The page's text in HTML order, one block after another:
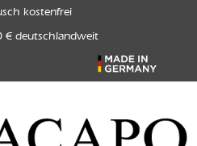
kostenfrei
€ deutschlandweit